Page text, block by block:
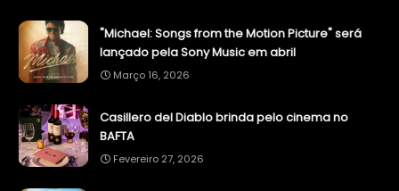
"Michael: Songs from the Motion Picture" será
lançado pela Sony Music em abril
Março 16, 2026
Casillero del Diablo brinda pelo cinema no
BAFTA
Fevereiro 27, 2026